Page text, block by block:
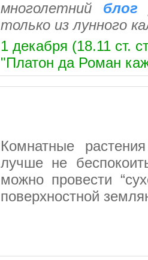
многолетний
блог
только излунного
1 декабря (18.11 ст.
"Платон да Роман
Комнатные
лучше не
можно провести
поверхностной